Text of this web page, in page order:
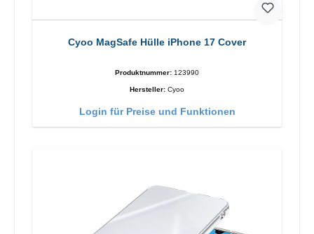
Cyoo MagSafe Hülle iPhone 17 Cover
Produktnummer: 123990
Hersteller: Cyoo
Login für Preise und Funktionen